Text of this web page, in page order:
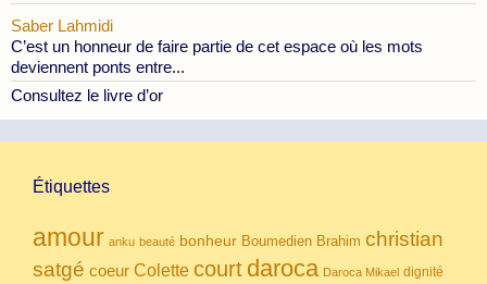
Saber Lahmidi
C’est un honneur de faire partie de cet espace où les mots
deviennent ponts entre...
Consultez le livre d’or
Étiquettes
amour anku beauté bonheur Boumedien Brahim christian
satgé coeur Colette court daroca Daroca Mikael dignité